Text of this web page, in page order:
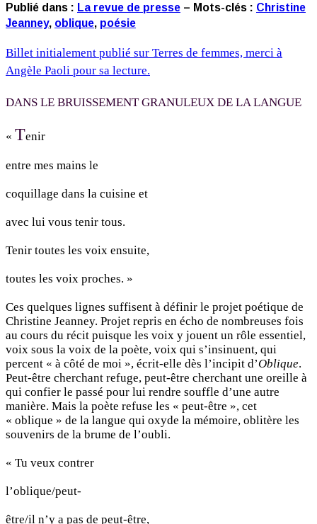
Publié dans : La revue de presse – Mots-clés : Christine
Jeanney, oblique, poésie
Billet initialement publié sur Terres de femmes, merci à
Angèle Paoli pour sa lecture.
DANS LE BRUISSEMENT GRANULEUX DE LA LANGUE
« Tenir
entre mes mains le
coquillage dans la cuisine et
avec lui vous tenir tous.
Tenir toutes les voix ensuite,
toutes les voix proches. »
Ces quelques lignes suffisent à définir le projet poétique de
Christine Jeanney. Projet repris en écho de nombreuses fois
au cours du récit puisque les voix y jouent un rôle essentiel,
voix sous la voix de la poète, voix qui s’insinuent, qui
percent « à côté de moi », écrit-elle dès l’incipit d’Oblique.
Peut-être cherchant refuge, peut-être cherchant une oreille à
qui confier le passé pour lui rendre souffle d’une autre
manière. Mais la poète refuse les « peut-être », cet
« oblique » de la langue qui oxyde la mémoire, oblitère les
souvenirs de la brume de l’oubli.
« Tu veux contrer
l’oblique/peut-
être/il n’y a pas de peut-être,